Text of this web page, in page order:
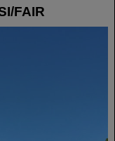
FAIR